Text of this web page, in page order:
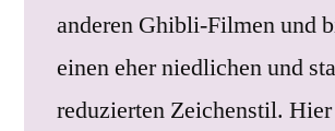
anderen Ghibli-Filmen und
einen eher niedlichen und
reduzierten Zeichenstil. Hier